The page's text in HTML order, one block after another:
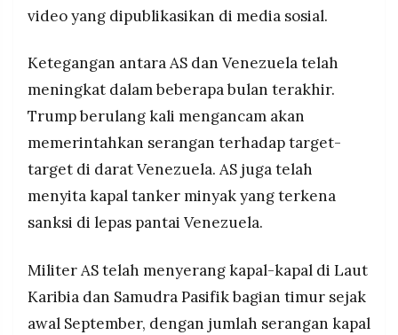
video yang dipublikasikan di media sosial.
Ketegangan antara AS dan Venezuela telah
meningkat dalam beberapa bulan terakhir.
Trump berulang kali mengancam akan
memerintahkan serangan terhadap target-
target di darat Venezuela. AS juga telah
menyita kapal tanker minyak yang terkena
sanksi di lepas pantai Venezuela.
Militer AS telah menyerang kapal-kapal di Laut
Karibia dan Samudra Pasifik bagian timur sejak
awal September, dengan jumlah serangan kapal